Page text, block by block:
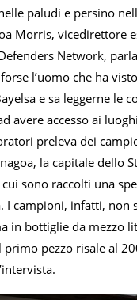
paludi e persino
Morris, vicedirettore
Network,
l’uomo che ha
e sa leggerne le
avere accesso ai
preleva dei
la capitale dello
sono raccolti una
I campioni, infatti, non
in bottiglie da mezzo
primo pezzo risale al